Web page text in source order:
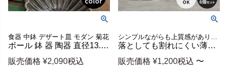
食器 中鉢 デザート皿 モダン 菊花
ボール 鉢 器 陶器 直径13.5cm [90010-pk 90010-pu]【 皿 取り皿 ピンク 紫 菊花皿 おしゃれ シンプル 】
販売価格 ¥2,090税込
落としても割れにくい薄口強化ガラスのタンブラー 355ml[94881]
販売価格 ¥1,200税込 〜